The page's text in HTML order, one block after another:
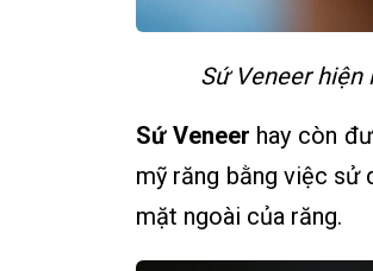
Sứ Veneer
Sứ Veneer hay còn
mỹ răng bằng việc sử
mặt ngoài của răng.